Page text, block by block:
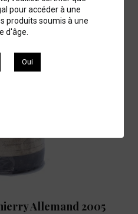
pour accéder à une
produits soumis à une
d'âge.
Oui
Allemand 2005